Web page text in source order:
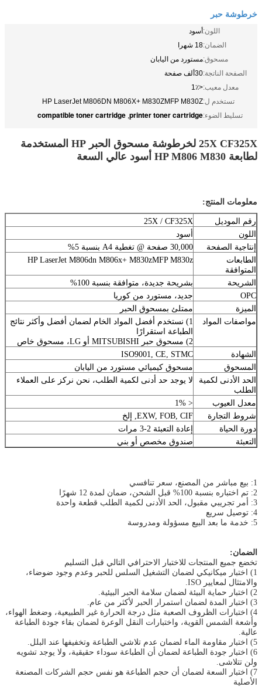
خرطوشة حبر
اللون:أسود
الضمان:18 شهرا
مسحوق:مستورد من اليابان
الصفحة الناتجة:30ألف صفحة
معدل معيب:<1٪
تستخدم ل:HP LaserJet M806DN M806X+ M830ZMFP M830Z
تسليط الضوء:printer toner cartridge
,
compatible toner cartridge
25X CF325X لخرطوشة مسحوق الحبر HP المستخدمة
لطابعة HP M806 M830 أسود عالي السعة
معلومات المنتج:
رقم الموديل
25X / CF325X
اللون
أسود
إنتاجية الصفحة
30,000 صفحة @ تغطية A4 بنسبة 5%
الطابعات
المتوافقة
HP LaserJet M806dn M806x+ M830zMFP M830z
الشريحة
بشريحة جديدة، متوافقة بنسبة 100%
OPC
جديد، مستورد من كوريا
الميزة
ممتلئ بمسحوق الحبر
مواصفات المواد
1) نستخدم أفضل المواد الخام لضمان أفضل وأكثر نتائج
الطباعة استقرارًا
2) مسحوق حبر MITSUBISHI أو LG، مسحوق خاص
الشهادة
ISO9001, CE, STMC
المسحوق
مسحوق كيميائي مستورد من اليابان
الحد الأدنى لكمية
الطلب
لا يوجد حد أدنى لكمية الطلب، نحن نركز على العملاء
معدل العيوب
< 1%
شروط التجارة
EXW, FOB, CIF, إلخ
دورة الحياة
إعادة التعبئة 2-3 مرات
التعبئة
صندوق مخصص أو بني
1: بيع مباشر من المصنع، سعر تنافسي
2: تم اختباره بنسبة 100% قبل الشحن، ضمان لمدة 12 شهرًا
3: أمر تجريبي مقبول، الحد الأدنى لكمية الطلب قطعة واحدة
4: توصيل سريع
5: خدمة ما بعد البيع مسؤولة ومدروسة
الضمان:
تخضع جميع المنتجات للاختبار الاحترافي التالي قبل التسليم
1) اختبار ميكانيكي لضمان التشغيل السلس للحبر وعدم وجود ضوضاء،
والامتثال لمعايير ISO.
2) اختبار حماية البيئة لضمان سلامة الحبر البيئية.
3) اختبار المدة لضمان استمرار الحبر لأكثر من عام.
4) اختبارات الظروف الصعبة مثل درجة الحرارة غير الطبيعية، وضغط الهواء،
وأشعة الشمس القوية، واختبارات النقل الوعرة لضمان بقاء جودة الطباعة
عالية.
5) اختبار مقاومة الماء لضمان عدم تلاشي الطباعة وتخفيفها عند البلل.
6) اختبار جودة الطباعة لضمان أن الطباعة سوداء حقيقية، ولا يوجد تشويه
ولن تتلاشى.
7) اختبار السعة لضمان أن حجم الطباعة هو نفس حجم الشركات المصنعة
الأصلية